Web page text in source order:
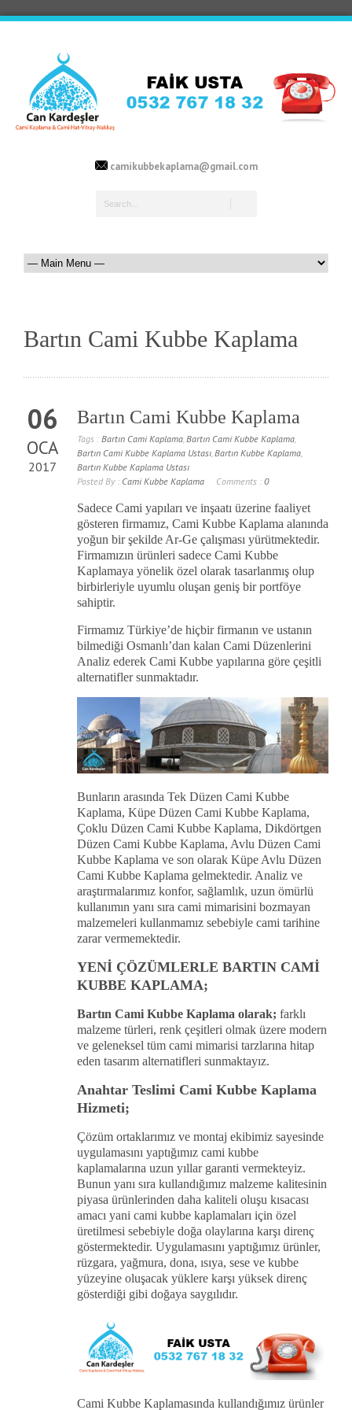
camikubbekaplama@gmail.com
Bartın Cami Kubbe Kaplama
06
OCA
2017
Bartın Cami Kubbe Kaplama
Tags : Bartın Cami Kaplama Bartın Cami Kubbe Kaplama
Bartın Cami Kubbe Kaplama Ustası Bartın Kubbe Kaplama
Bartın Kubbe Kaplama Ustası
Posted By : Cami Kubbe Kaplama Comments : 0
Sadece Cami yapıları ve inşaatı üzerine faaliyet
gösteren firmamız, Cami Kubbe Kaplama alanında
yoğun bir şekilde Ar-Ge çalışması yürütmektedir.
Firmamızın ürünleri sadece Cami Kubbe
Kaplamaya yönelik özel olarak tasarlanmış olup
birbirleriyle uyumlu oluşan geniş bir portföye
sahiptir.
Firmamız Türkiye’de hiçbir firmanın ve ustanın
bilmediği Osmanlı’dan kalan Cami Düzenlerini
Analiz ederek Cami Kubbe yapılarına göre çeşitli
alternatifler sunmaktadır.
Bunların arasında Tek Düzen Cami Kubbe
Kaplama, Küpe Düzen Cami Kubbe Kaplama,
Çoklu Düzen Cami Kubbe Kaplama, Dikdörtgen
Düzen Cami Kubbe Kaplama, Avlu Düzen Cami
Kubbe Kaplama ve son olarak Küpe Avlu Düzen
Cami Kubbe Kaplama gelmektedir. Analiz ve
araştırmalarımız konfor, sağlamlık, uzun ömürlü
kullanımın yanı sıra cami mimarisini bozmayan
malzemeleri kullanmamız sebebiyle cami tarihine
zarar vermemektedir.
YENİ ÇÖZÜMLERLE BARTIN CAMİ
KUBBE KAPLAMA;
Bartın Cami Kubbe Kaplama olarak; farklı
malzeme türleri, renk çeşitleri olmak üzere modern
ve geleneksel tüm cami mimarisi tarzlarına hitap
eden tasarım alternatifleri sunmaktayız.
Anahtar Teslimi Cami Kubbe Kaplama
Hizmeti;
Çözüm ortaklarımız ve montaj ekibimiz sayesinde
uygulamasını yaptığımız cami kubbe
kaplamalarına uzun yıllar garanti vermekteyiz.
Bunun yanı sıra kullandığımız malzeme kalitesinin
piyasa ürünlerinden daha kaliteli oluşu kısacası
amacı yani cami kubbe kaplamaları için özel
üretilmesi sebebiyle doğa olaylarına karşı direnç
göstermektedir. Uygulamasını yaptığımız ürünler,
rüzgara, yağmura, dona, ısıya, sese ve kubbe
yüzeyine oluşacak yüklere karşı yüksek direnç
gösterdiği gibi doğaya saygılıdır.
Cami Kubbe Kaplamasında kullandığımız ürünler